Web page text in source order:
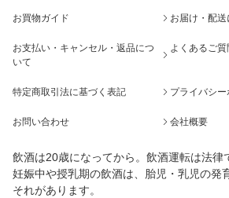
お買物ガイド お届け・配送
お支払い・キャンセル・返品につ
いて
よくあるご質
特定商取引法に基づく表記 プライバシー
お問い合わせ 会社概要
飲酒は20歳になってから。飲酒運転は法律
妊娠中や授乳期の飲酒は、胎児・乳児の発
それがあります。